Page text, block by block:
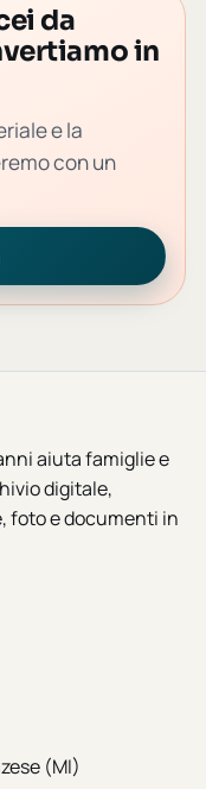
da
in
e la
con un
aiuta famiglie e
digitale,
foto e documenti in
(MI)